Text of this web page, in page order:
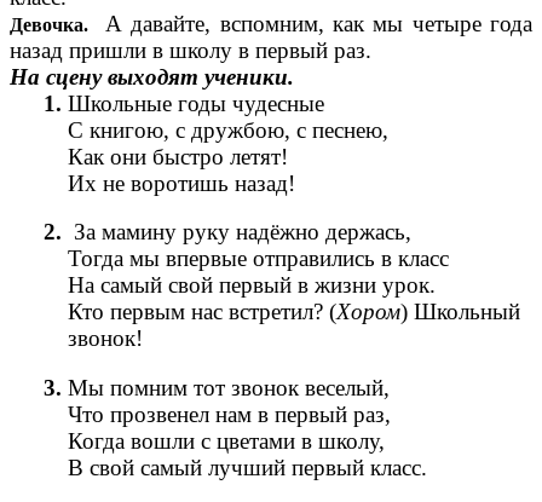
Девочка.
А давайте, вспомним, как мы четыре года
назад пришли в школу в первый раз.
На сцену выходят ученики.
Школьные годы чудесные
С книгою, с дружбою, с песнею,
Как они быстро летят!
Их не воротишь назад!
За мамину руку надёжно держась,
Тогда мы впервые отправились в класс
На самый свой первый в жизни урок.
Кто первым нас встретил? (Хором) Школьный
звонок!
Мы помним тот звонок веселый,
Что прозвенел нам в первый раз,
Когда вошли с цветами в школу,
В свой самый лучший первый класс.